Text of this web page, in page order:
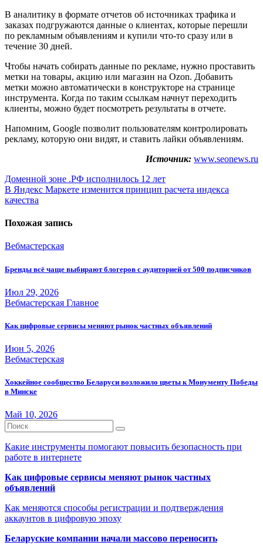
В аналитику в формате отчетов об источниках трафика и
заказах подгружаются данные о клиентах, которые перешли
по рекламным объявлениям и купили что-то сразу или в
течение 30 дней.
Чтобы начать собирать данные по рекламе, нужно проставить
метки на товары, акцию или магазин на Ozon. Добавить
метки можно автоматически в конструкторе на странице
инструмента. Когда по таким ссылкам начнут переходить
клиенты, можно будет посмотреть результаты в отчете.
Напомним, Google позволит пользователям контролировать
рекламу, которую они видят, и ставить лайки объявлениям.
Источник: www.seonews.ru
Навигация
по
Доменной зоне .РФ исполнилось 12 лет
В Яндекс Маркете изменится принцип расчета индекса
качества
Похожая запись
Вебмастерская
Бренды всё чаще выбирают блогеров с аудиторией от 500 подписчиков
Июл 29, 2026
Вебмастерская Главное
Как цифровые сервисы меняют рынок частных объявлений
Июн 5, 2026
Вебмастерская
Хоккейное сообщество Беларуси возложило цветы к Монументу Победы
в Минске
Май 10, 2026
Какие инструменты помогают повысить безопасность при
работе в интернете
Как цифровые сервисы меняют рынок частных
объявлений
Как меняются способы регистрации и подтверждения
аккаунтов в цифровую эпоху
Беларуские компании начали массово переносить